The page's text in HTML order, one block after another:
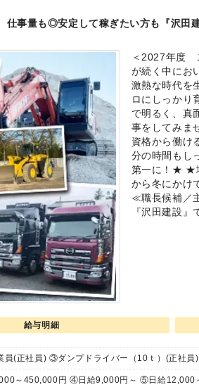
事量も◎安定して稼ぎたい方も『沢田
＜2027年度
が続く中にお
激熱な時代を
ロにしっかり
で明るく、真
事をしてみま
資格から働け
分の時間もし
第一に！★ ★
から冬にかけ
≪職長候補／
『沢田建設
給与明細
(正社員) ③ダンプドライバー（10ｔ）(正社
～450,000円 ④日給9,000円～ ⑤日給12,000